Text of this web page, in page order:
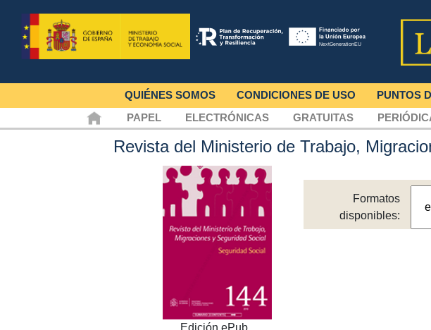
QUIÉNES SOMOS CONDICIONES DE USO PUNTOS
PAPEL
ELECTRÓNICAS GRATUITAS
Revista del Ministerio de Trabajo,
Edición ePub
Formatos
disponibles: